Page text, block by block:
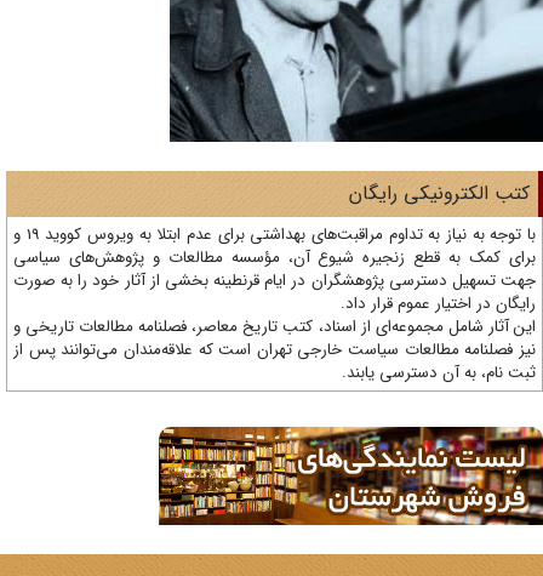
الکترونیکی رایگان
با توجه به نیاز به تداوم مراقبت‌های بهداشتی برای عدم ابتلا به ویروس کووید 19 و
کمک به قطع زنجیره شیوع آن، مؤسسه مطالعات و پژوهش‌های سیاسی
تسهیل دسترسی پژوهشگران در ایام قرنطینه بخشی از آثار خود را به صورت
در اختیار عموم قرار داد.
آثار شامل مجموعه‌ای از اسناد، کتب تاریخ معاصر، فصلنامه‌ مطالعات تاریخی و
فصلنامه مطالعات سیاست خارجی تهران است که علاقه‌مندان می‌توانند پس از
نام، به آن دسترسی یابند.